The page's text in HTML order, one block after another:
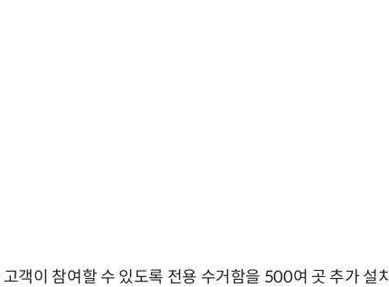
객이 참여할 수 있도록 전용 수거함을 500여 곳 추가 설